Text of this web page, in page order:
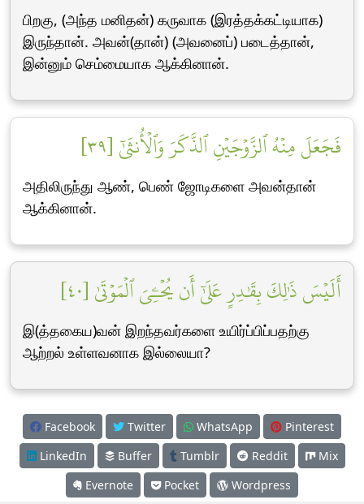
பிறகு, (அந்த மனிதன்) கருவாக (இரத்தக்கட்டியாக)
இருந்தான். அவன்(தான்) (அவனைப்) படைத்தான்,
இன்னும் செம்மையாக ஆக்கினான்.
فَجَعَلَ مِنۡهُ ٱلزَّوۡجَيۡنِ ٱلذَّكَرَ وَٱلۡأُنثَىٰٓ [٣٩]
அதிலிருந்து ஆண், பெண் ஜோடிகளை அவன்தான்
ஆக்கினான்.
أَلَيۡسَ ذَٰلِكَ بِقَٰدِرٍ عَلَىٰٓ أَن يُحۡـِۧيَ ٱلۡمَوۡتَىٰ [٤٠]
இ(த்தகைய)வன் இறந்தவர்களை உயிர்ப்பிப்பதற்கு
ஆற்றல் உள்ளவனாக இல்லையா?
Facebook Twitter WhatsApp
Pinterest
LinkedIn
Buffer Tumblr Reddit
Mix
Evernote
Pocket Wordpress